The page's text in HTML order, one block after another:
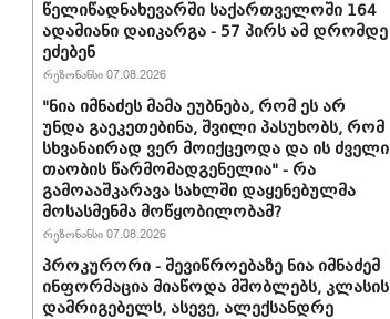
წელიწადნახევარში საქართველოში 164
ადამიანი დაიკარგა - 57 პირს ამ დრომდე
ეძებენ
რეზონანსი 07.08.2026
"ნია იმნაძეს მამა ეუბნება, რომ ეს არ
უნდა გაეკეთებინა, შვილი პასუხობს, რომ
სხვანაირად ვერ მოიქცეოდა და ის ძველი
თაობის წარმომადგენელია" - რა
გამოააშკარავა სახლში დაყენებულმა
მოსასმენმა მოწყობილობამ?
რეზონანსი 07.08.2026
პროკურორი - შევიწროებაზე ნია იმნაძემ
ინფორმაცია მიაწოდა მშობლებს, კლასის
დამრიგებელს, ასევე, ალექსანდრე